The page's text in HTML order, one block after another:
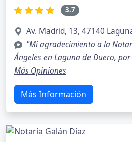
3.7
Av. Madrid, 13, 47140
"Mi agradecimiento a la
Ángeles en Laguna de Duero,
Más Opiniones
Más Información